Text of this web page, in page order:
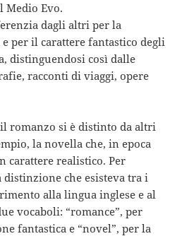
Medio Evo.
dagli altri per la
per il carattere fantastico degli
distinguendosi così dalle
racconti di viaggi, opere
romanzo si è distinto da altri
la novella che, in epoca
carattere realistico. Per
che esisteva tra i
alla lingua inglese e al
vocaboli: “romance”, per
fantastica e “novel”, per la